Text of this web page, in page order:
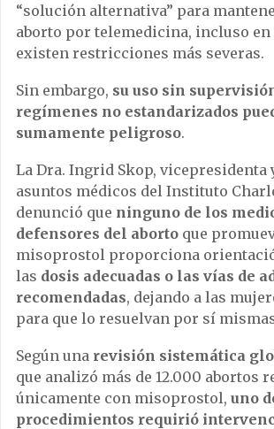
“solución alternativa” para
aborto por telemedicina, incluso en
existen restricciones más severas.
Sin embargo, su uso sin
regímenes no estandarizados
sumamente peligroso.
La Dra. Ingrid Skop, vicepresidenta
asuntos médicos del Instituto
denunció que ninguno de los
defensores del aborto que
misoprostol proporciona
las dosis adecuadas o las vías de
recomendadas, dejando a las
para que lo resuelvan por sí
Según una revisión sistemática
que analizó más de 12.000 abortos
únicamente con misoprostol, uno
procedimientos requirió